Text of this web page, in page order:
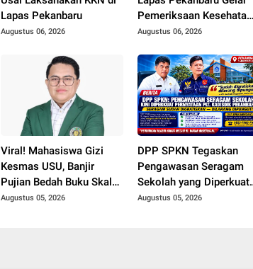
Lapas Pekanbaru
Augustus 06, 2026
Pemeriksaan Kesehatan
Gratis untuk Warga
Augustus 06, 2026
Viral! Mahasiswa Gizi
Kesmas USU, Banjir
Pujian Bedah Buku Skala
International dari 70 Ribu
Augustus 05, 2026
DPP SPKN Tegaskan
Pengawasan Seragam
Sekolah yang Diperkuat
Oleh Peryataan Plt.
Augustus 05, 2026